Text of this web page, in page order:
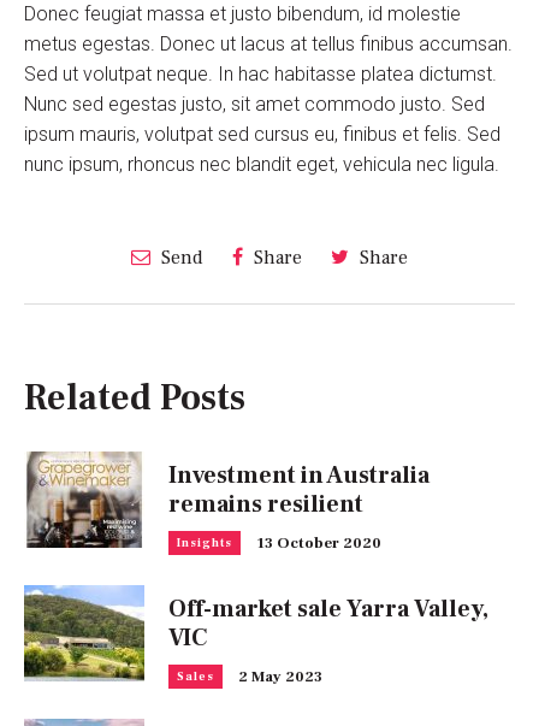
Donec feugiat massa et justo bibendum, id molestie
metus egestas. Donec ut lacus at tellus finibus accumsan.
Sed ut volutpat neque. In hac habitasse platea dictumst.
Nunc sed egestas justo, sit amet commodo justo. Sed
ipsum mauris, volutpat sed cursus eu, finibus et felis. Sed
nunc ipsum, rhoncus nec blandit eget, vehicula nec ligula.
Send Share Share
Related Posts
Investment in Australia
remains resilient
Insights 13 October 2020
Off-market sale Yarra Valley,
VIC
Sales 2 May 2023